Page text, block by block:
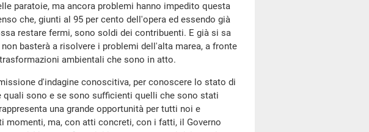
paratoie, ma ancora problemi hanno impedito questa
che, giunti al 95 per cento dell'opera ed essendo già
restare fermi, sono soldi dei contribuenti. E già si sa
basterà a risolvere i problemi dell'alta marea, a fronte
ambientali che sono in atto.
d'indagine conoscitiva, per conoscere lo stato di
quali sono e se sono sufficienti quelli che sono stati
una grande opportunità per tutti noi e
ma, con atti concreti, con i fatti, il Governo